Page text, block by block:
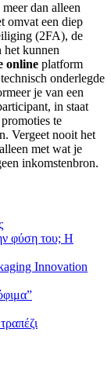
dan alleen
omvat een diep
(2FA), de
het kunnen
online platform
onderlegde
je van een
in staat
te
Vergeet nooit het
met wat je
inkomstenbron.
φύση του; Η
Innovation